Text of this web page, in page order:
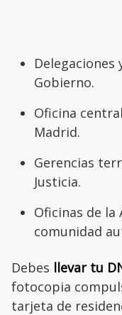
Delegaciones
Gobierno.
Oficina
Madrid.
Gerencias
Justicia.
Oficinas de
comunidad
Debes llevar tu
fotocopia
tarjeta de